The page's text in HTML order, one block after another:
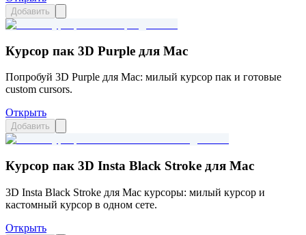
Добавить
Курсор пак 3D Purple для Mac
Попробуй 3D Purple для Mac: милый курсор пак и готовые
custom cursors.
Открыть
Добавить
Курсор пак 3D Insta Black Stroke для Mac
3D Insta Black Stroke для Mac курсоры: милый курсор и
кастомный курсор в одном сете.
Открыть